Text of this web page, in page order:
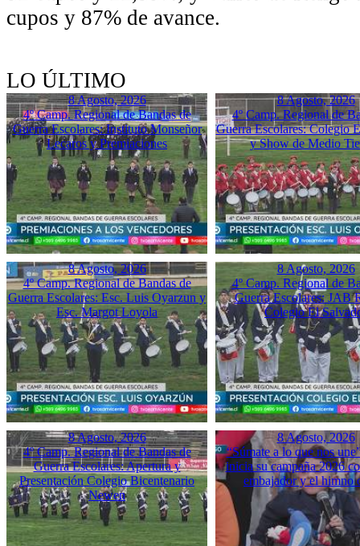
cupos y 87% de avance.
LO ÚLTIMO
8 Agosto, 2026
4º Camp. Regional de Bandas de
Guerra Escolares: Instituto Monseñor
Lecaros y Premiaciones
8 Agosto, 2026
4º Camp. Regional de
Guerra Escolares: Colegio
y Show de Medio
8 Agosto, 2026
4º Camp. Regional de Bandas de
Guerra Escolares: Esc. Luis Oyarzun y
Esc. Margot Loyola
8 Agosto, 2026
4º Camp. Regional de
Guerra Escolares: JAB
Colegio El
8 Agosto, 2026
4º Camp. Regional de Bandas de
Guerra Escolares: Apertura y
Presentación Colegio Bicentenario
Newen
8 Agosto, 2026
“Súmate a lo que nos
inicia su campaña 2026
embajador y el himno